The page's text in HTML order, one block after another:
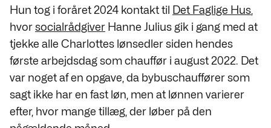
Hun tog i foråret 2024 kontakt til Det Faglige Hus
hvorsocialrådgiver Hanne Julius gik i gang med at
tjekke alle Charlottes lønsedler siden hendes
første arbejdsdag som chauffør i august 2022. Det
var noget af en opgave, da bybuschauffører som
sagt ikke har en fast løn, men at lønnen varierer
efter, hvor mange tillæg, der løber på den